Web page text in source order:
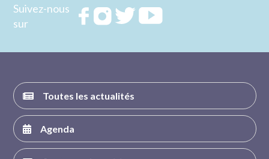
Suivez-nous
sur
RejoignezRejoignezRejoignez
Toutes les actualités
Agenda